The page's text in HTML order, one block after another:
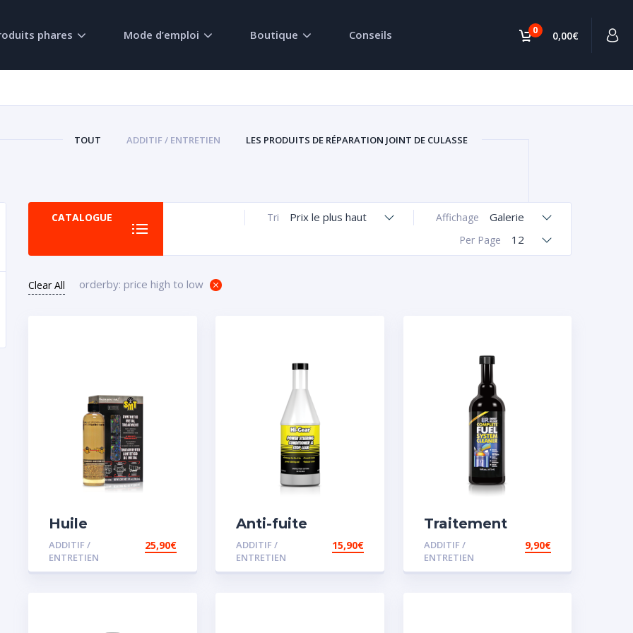
0 0,00€
phares Mode d’emploi Boutique Conseils
TOUT ADDITIF / ENTRETIEN LES PRODUITS DE RÉPARATION JOINT DE CULASSE
CATALOGUE Affichage Galerie
Tri Prix le plus haut
Per Page 12
Clear All orderby: price high to low
Huile
Remétallisant
Moteur SMT2
ADDITIF /
ENTRETIEN
25,90€
Anti-fuite
concentré pour
direction
assistée
ADDITIF /
ENTRETIEN
15,90€
Traitement
carburant diesel
et essence
ADDITIF /
ENTRETIEN
9,90€